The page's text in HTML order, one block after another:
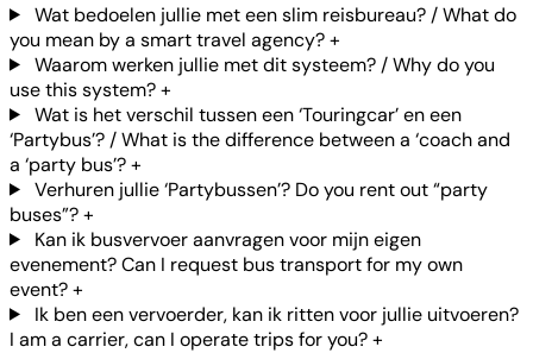
Wat bedoelen jullie met een slim reisbureau? / What do
you mean by a smart travel agency?+
Waarom werken jullie met dit systeem? / Why do you
use this system?+
Wat is het verschil tussen een ‘Touringcar’ en een
‘Partybus’? / What is the difference between a ‘coach and
a ‘party bus’?+
Verhuren jullie ‘Partybussen’? Do you rent out “party
buses”?+
Kan ik busvervoer aanvragen voor mijn eigen
evenement? Can I request bus transport for my own
event?+
Ik ben een vervoerder, kan ik ritten voor jullie uitvoeren?
I am a carrier, can I operate trips for you?+